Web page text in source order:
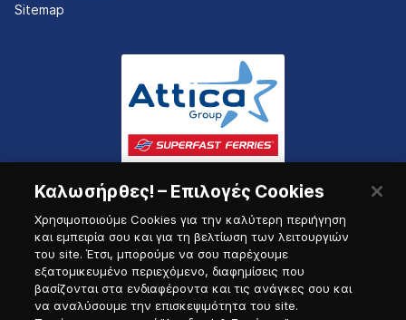
Sitemap
Πύλη Ναυτικού
Καλωσήρθες! – Επιλογές Cookies
Χρησιμοποιούμε Cookies για την καλύτερη περιήγηση
και εμπειρία σου και για τη βελτίωση των λειτουργιών
του site. Έτσι, μπορούμε να σου παρέχουμε
εξατομικευμένο περιεχόμενο, διαφημίσεις που
βασίζονται στα ενδιαφέροντα και τις ανάγκες σου και
να αναλύσουμε την επισκεψιμότητα του site.